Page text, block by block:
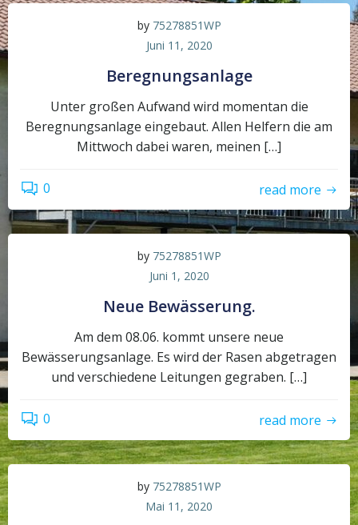
by 75278851WP
Juni 11, 2020
Beregnungsanlage
Unter großen Aufwand wird momentan die
Beregnungsanlage eingebaut. Allen Helfern die am
Mittwoch dabei waren, meinen […]
0 read more
by 75278851WP
Juni 1, 2020
Neue Bewässerung.
Am dem 08.06. kommt unsere neue
Bewässerungsanlage. Es wird der Rasen abgetragen
und verschiedene Leitungen gegraben. […]
0 read more
by 75278851WP
Mai 11, 2020